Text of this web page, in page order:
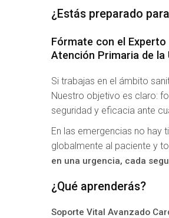
¿Estás preparado
Fórmate con el
Atención Primaria de la
Si trabajas en el ámbito
Nuestro objetivo es claro:
seguridad y eficacia ante
En las emergencias no hay
globalmente al paciente y
en una urgencia, cada
¿Qué aprenderás?
Soporte Vital Avanzado